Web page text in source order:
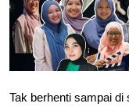
Tak berhenti sampai